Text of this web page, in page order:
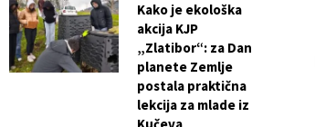
Kako je ekološka
akcija KJP
„Zlatibor“: za Dan
planete Zemlje
postala praktična
lekcija za mlade iz